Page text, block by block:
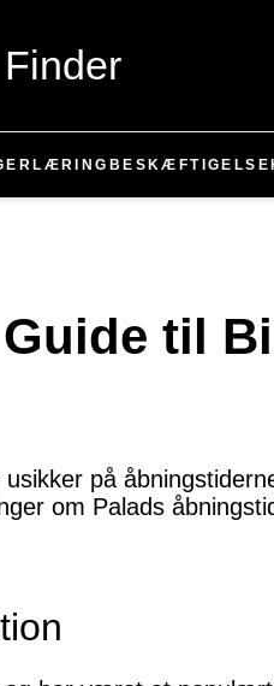
LÆRING BESKÆFTIGELSE
til
på
om Palads